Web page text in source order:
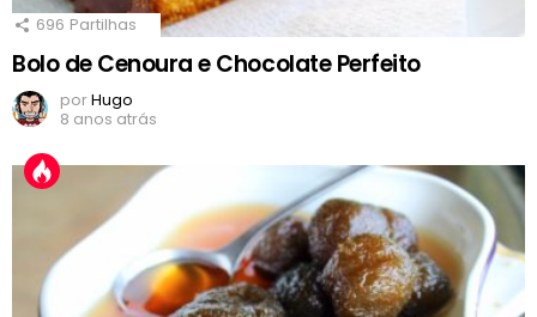
696 Partilhas
Bolo de Cenoura e Chocolate Perfeito
porHugo
8 anos atrás